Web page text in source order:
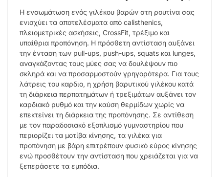
Η ενσωμάτωση ενός γιλέκου βαρών στη ρουτίνα σας
ενισχύει τα αποτελέσματα από calisthenics,
πλειομετρικές ασκήσεις, CrossFit, τρέξιμο και
υπαίθρια προπόνηση. Η πρόσθετη αντίσταση αυξάνει
την ένταση των pull-ups, push-ups, squats και lunges,
αναγκάζοντας τους μύες σας να δουλέψουν πιο
σκληρά και να προσαρμοστούν γρηγορότερα. Για τους
λάτρεις του καρδιο, η χρήση βαρυτικού γιλέκου κατά
τη διάρκεια περπατημάτων ή τρεξιμάτων αυξάνει τον
καρδιακό ρυθμό και την καύση θερμίδων χωρίς να
επεκτείνει τη διάρκεια της προπόνησης. Σε αντίθεση
με τον παραδοσιακό εξοπλισμό γυμναστηρίου που
περιορίζει τα μοτίβα κίνησης, τα γιλέκα για
προπόνηση με βάρη επιτρέπουν φυσικό εύρος κίνησης
ενώ προσθέτουν την αντίσταση που χρειάζεται για να
ξεπεράσετε τα εμπόδια.